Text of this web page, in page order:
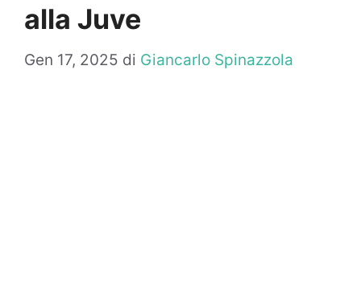
alla Juve
Gen 17, 2025 di Giancarlo Spinazzola